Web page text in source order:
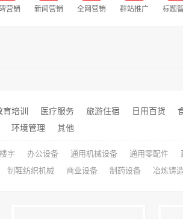
营销 新闻营销 全网营销 群站推广 标题
育培训 医疗服务 旅游住宿 日用百货
环境管理 其他
宇 办公设备 通用机械设备 通用零配件
制鞋纺织机械 商业设备 制药设备 冶炼铸